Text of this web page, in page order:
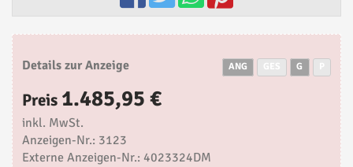
Details zur Anzeige ANG G
Preis 1.485,95 €
inkl. MwSt.
Anzeigen-Nr.: 3123
Externe Anzeigen-Nr.: 4023324DM